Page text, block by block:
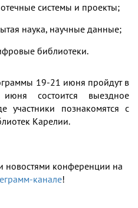
системы и проекты;
наука, научные данные;
библиотеки.
19-21 июня пройдут в
июня состоится выездное
участники познакомятся с
Карелии.
новостями конференции на
канале!